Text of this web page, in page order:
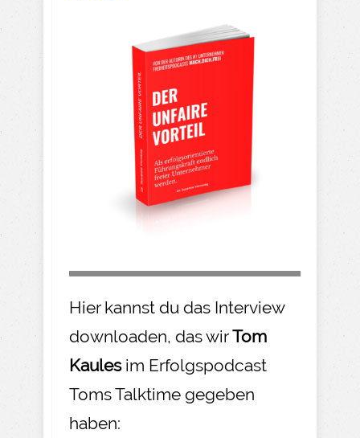
Hier kannst du das Interview
downloaden, das wirTom
Kaulesim Erfolgspodcast
Toms Talktime gegeben
haben: